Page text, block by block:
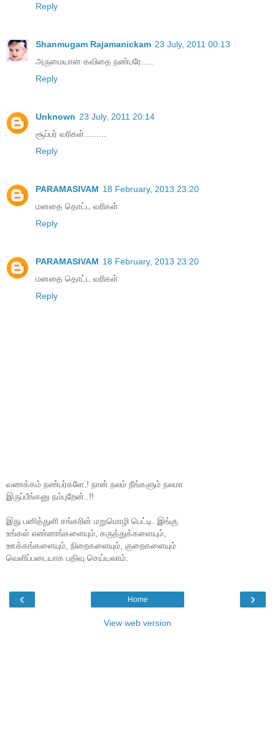
Reply
Shanmugam Rajamanickam 23 July, 2011 00:13
அருமையான கவிதை நண்பரே.....
Reply
Unknown 23 July, 2011 20:14
சூப்பர் வரிகள்.........
Reply
PARAMASIVAM 18 February, 2013 23:20
மனதை தொட்ட வரிகள்
Reply
PARAMASIVAM 18 February, 2013 23:20
மனதை தொட்ட வரிகள்
Reply
வணக்கம் நண்பர்களே.! நான் நலம் நீங்களும் நலமா
இருப்பீங்கனு நம்புறேன்..!!
இது பனித்துளி சங்கரின் மறுமொழி பெட்டி. இங்கு
உங்கள் எண்ணங்களையும், கருத்துக்களையும்,
ஊக்கங்களையும், நிறைகளையும், குறைகளையும்
வெளிப்படையாக பதிவு செய்யலாம்.
‹ ›
Home
View web version